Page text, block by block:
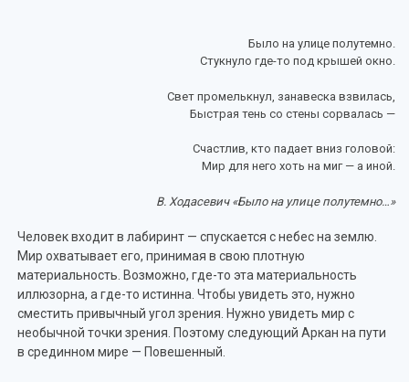
Было на улице полутемно.
Стукнуло где-то под крышей окно.
Свет промелькнул, занавеска взвилась,
Быстрая тень со стены сорвалась —
Счастлив, кто падает вниз головой:
Мир для него хоть на миг — а иной.
В. Ходасевич «Было на улице полутемно…»
Человек входит в лабиринт — спускается с небес на землю.
Мир охватывает его, принимая в свою плотную
материальность. Возможно, где-то эта материальность
иллюзорна, а где-то истинна. Чтобы увидеть это, нужно
сместить привычный угол зрения. Нужно увидеть мир с
необычной точки зрения. Поэтому следующий Аркан на пути
в срединном мире — Повешенный.